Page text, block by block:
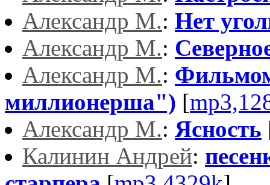
Александр М.: Нет
Александр М.:
Александр М.:
миллионерша") [
Александр М.: Ясность
Калинин Андрей: